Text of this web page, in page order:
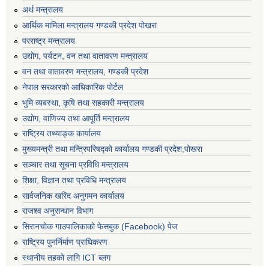
अर्थ मन्त्रालय
आर्थिक मामिला मन्त्रालय गण्डकी प्रदेश पोखरा
परराष्ट्र मन्त्रालय
उद्योग, पर्यटन, वन तथा वातावरण मन्त्रालय
वन तथा वातावरण मन्त्रालय, गण्डकी प्रदेश
नेपाल सरकारको आधिकारिक पोर्टल
भुमि व्यबस्था, कृषि तथा सहकारी मन्त्रालय
उद्योग, वाणिज्य तथा आपूर्ति मन्त्रालय
राष्ट्रिय तथ्याङ्क कार्यालय
मुख्यमन्त्री तथा मन्त्रिपरिषद्को कार्यालय गण्डकी प्रदेश,पोखरा
सञ्‍चार तथा सूचना प्रविधि मन्त्रालय
शिक्षा, विज्ञान तथा प्रविधि मन्त्रालय
सार्वजनिक खरिद अनुगमन कार्यालय
राजश्व अनुसन्धान विभाग
सिरानचोक गाउपालिकाको फेसबुक (Facebook) पेज
राष्ट्रिय पुनर्निर्माण प्राघिकरण
स्थानीय तहको लागि ICT ब्लग